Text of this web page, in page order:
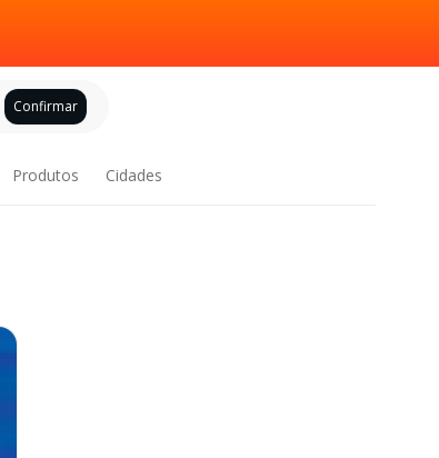
Confirmar
Produtos Cidades